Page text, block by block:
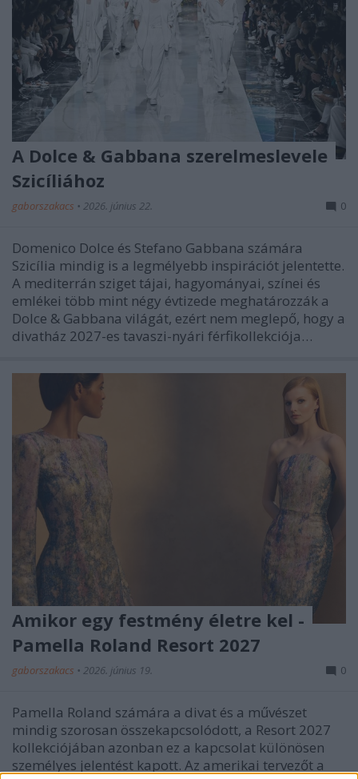
A Dolce & Gabbana szerelmeslevele
Szicíliához
gaborszakacs • 2026. június 22. 0
Domenico Dolce és Stefano Gabbana számára
Szicília mindig is a legmélyebb inspirációt jelentette.
A mediterrán sziget tájai, hagyományai, színei és
emlékei több mint négy évtizede meghatározzák a
Dolce & Gabbana világát, ezért nem meglepő, hogy a
divatház 2027-es tavaszi-nyári férfikollekciója…
Amikor egy festmény életre kel -
Pamella Roland Resort 2027
gaborszakacs • 2026. június 19. 0
Pamella Roland számára a divat és a művészet
mindig szorosan összekapcsolódott, a Resort 2027
kollekciójában azonban ez a kapcsolat különösen
személyes jelentést kapott. Az amerikai tervezőt a